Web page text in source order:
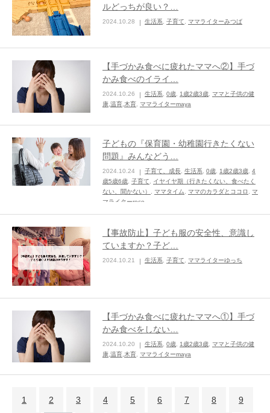
ルどっちが良い？…
2024.10.28 生活系 子育て ママライターみつば
【手づかみ食べに疲れたママへ②】手づ
かみ食べのイライ…
2024.10.26 生活系, 0歳, 1歳2歳3歳, ママと子供の健
康,温育,木育, ママライターmaya
子どもの『保育園・幼稚園行きたくない
問題』みんなどう…
2024.10.24 子育て、成長 生活系 0歳 1歳2歳3歳 4
歳5歳6歳 子育て
イヤイヤ期（行きたくない、食べたく
ない、聞かない）
ママタイム ママのカラダとココロ
マ
マライターroco
【事故防止】子ども服の安全性、意識し
ていますか？子ど…
2024.10.21 生活系 子育て ママライターゆっち
【手づかみ食べに疲れたママへ①】手づ
かみ食べをしない…
2024.10.20 生活系 0歳 1歳2歳3歳 ママと子供の健
康,温育,木育 ママライターmaya
1 2 3 4 5 6 7 8 9